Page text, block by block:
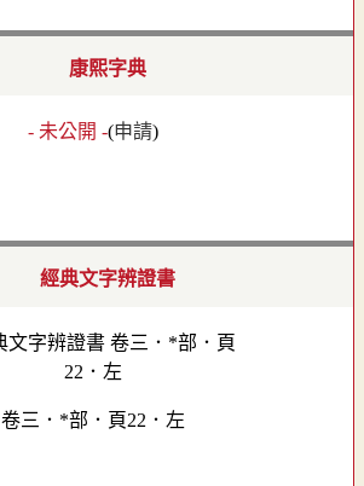
康熙字典
- 未公開 -(申請)
經典文字辨證書
卷三．*部．頁22．左